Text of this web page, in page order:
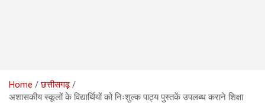
Home
छत्तीसगढ़
अशासकीय स्कूलों के विद्यार्थियों को निःशुल्क पाठ्य पुस्तकें उपलब्ध कराने शिक्षा